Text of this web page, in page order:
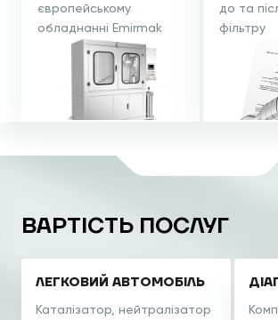
європейському
обладнанні Emirmak
до та
фільтру
ВАРТІСТЬ ПОСЛУГ
ЛЕГКОВИЙ АВТОМОБІЛЬ
Каталізатор, нейтралізатор